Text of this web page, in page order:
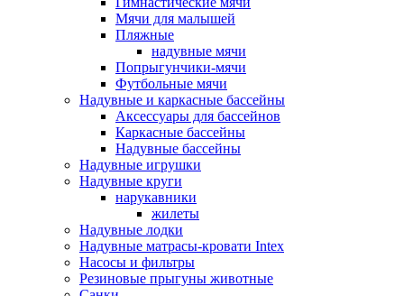
Мячи для малышей
Пляжные
надувные мячи
Попрыгунчики-мячи
Футбольные мячи
Надувные и каркасные бассейны
Аксессуары для бассейнов
Каркасные бассейны
Надувные бассейны
Надувные игрушки
Надувные круги
нарукавники
жилеты
Надувные лодки
Надувные матрасы-кровати Intex
Насосы и фильтры
Резиновые прыгуны животные